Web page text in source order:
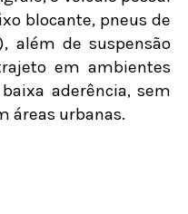
blocante, pneus de
além de suspensão
em ambientes
aderência, sem
áreas urbanas.